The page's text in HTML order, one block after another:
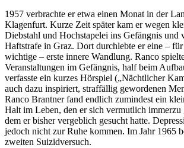
1957 verbrachte er etwa einen Monat in der
Klagenfurt. Kurze Zeit später kam er wegen
Diebstahl und Hochstapelei ins Gefängnis und
Haftstrafe in Graz. Dort durchlebte er eine –
wichtige – erste innere Wandlung. Ranco
Veranstaltungen im Gefängnis, half beim
verfasste ein kurzes Hörspiel („Nächtlicher
auch dazu inspiriert, straffällig gewordenen
Ranco Brantner fand endlich zumindest ein
Halt im Leben, den er sich vermutlich immerzu
dem er bisher vergeblich gesucht hatte.
jedoch nicht zur Ruhe kommen. Im Jahr 1965
zweiten Suizidversuch.